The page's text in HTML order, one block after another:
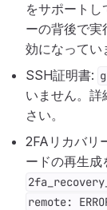
をサポート
ーの背後で
効になってい
SSH証明書:
いません。詳
さい。
2FAリカバリ
ードの再生成
remote: